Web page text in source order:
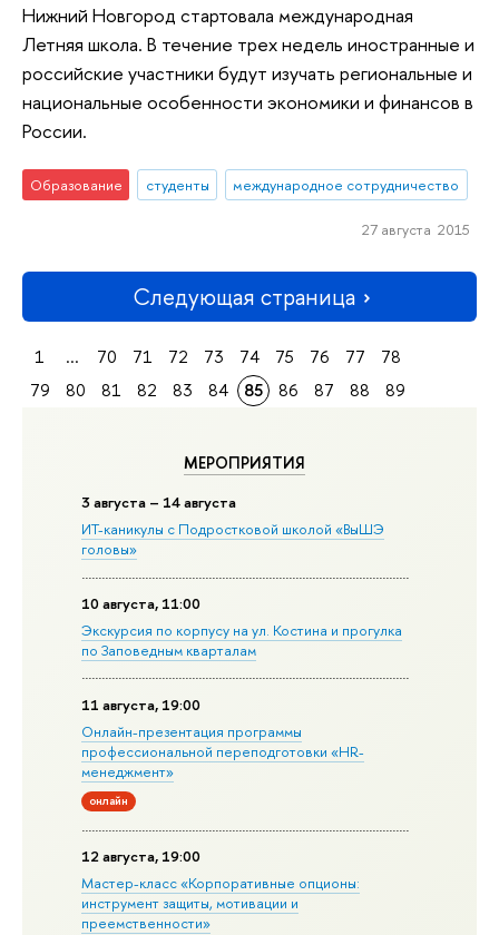
МЕРОПРИЯТИЯ
3 августа – 14 августа
ИТ-каникулы с Подростковой школой «ВыШЭ
головы»
10 августа, 11:00
Экскурсия по корпусу на ул. Костина и прогулка
по Заповедным кварталам
11 августа, 19:00
Онлайн-презентация программы
профессиональной переподготовки «HR-
менеджмент»
онлайн
12 августа, 19:00
Мастер-класс «Корпоративные опционы:
инструмент защиты, мотивации и
преемственности»
Нижний Новгород стартовала международная
Летняя школа. В течение трех недель иностранные и
российские участники будут изучать региональные и
национальные особенности экономики и финансов в
России.
Образование студенты международное сотрудничество
27 августа 2015
Следующая страница
1 ... 70 71 72 73 74 75 76 77
78
79
80 81 82 83 84 85 86 87 88 89